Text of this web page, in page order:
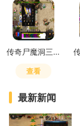
传奇尸魔洞三层爆什么
查看
最新新闻